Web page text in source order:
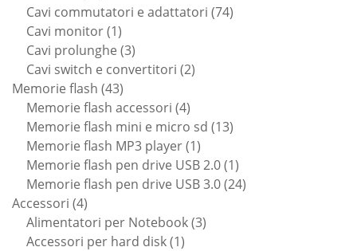
prodotti
Cavi commutatori e adattatori 7474
Cavi monitor 11
prodotto
Cavi prolunghe 33
prodotti
Cavi switch e convertitori 22
Memorie flash 4343
prodotti
Memorie flash accessori 44
prodotti
Memorie flash mini e micro sd 1313
Memorie flash MP3 player 11
prodotto
Memorie flash pen drive USB 2.0 11
prodotto
Memorie flash pen drive USB 3.0 2424
Accessori 44
prodotti
Alimentatori per Notebook 33
Accessori per hard disk 11